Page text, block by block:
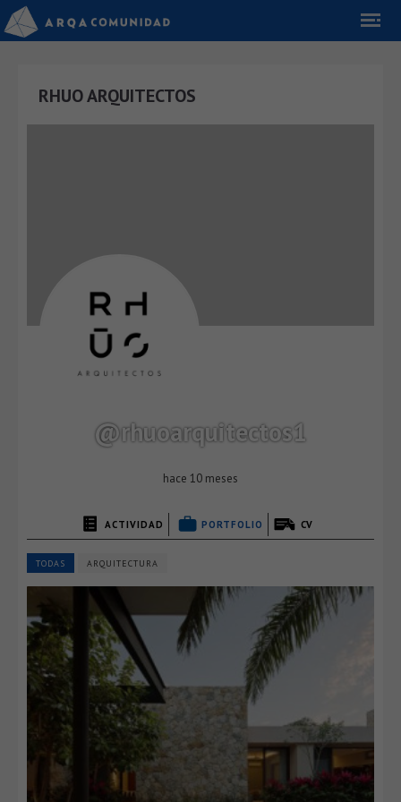
RHUO ARQUITECTOS
@rhuoarquitectos1
hace 10 meses
ACTIVIDAD PORTFOLIO CV
TODAS ARQUITECTURA